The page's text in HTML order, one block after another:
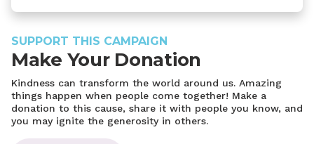
SUPPORT THIS CAMPAIGN
Make Your Donation
Kindness can transform the world around us. Amazing
things happen when people come together! Make a
donation to this cause, share it with people you know, and
you may ignite the generosity in others.